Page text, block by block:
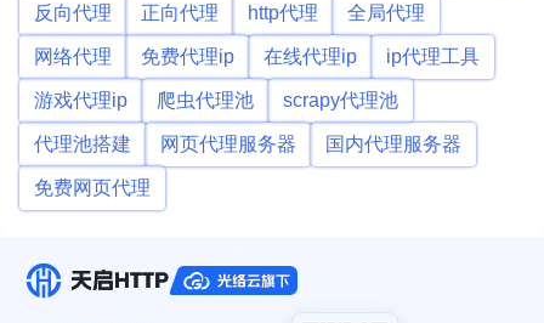
反向代理 正向代理 http代理 全局代理
网络代理 免费代理ip 在线代理ip ip代理工具
游戏代理ip 爬虫代理池 scrapy代理池
代理池搭建 网页代理服务器 国内代理服务器
免费网页代理